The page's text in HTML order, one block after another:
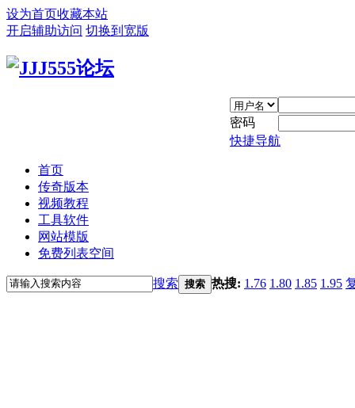
设为首页收藏本站
开启辅助访问 切换到宽版
密码
快捷导航
首页
传奇版本
视频教程
工具软件
网站模版
免费列表空间
搜索 搜索 热搜: 1.76 1.80 1.85 1.95